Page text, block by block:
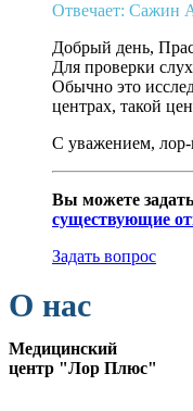
Отвечает: Сажин
Добрый день,
Для проверки
Обычно это
центрах, такой
С уважением,
Вы можете
существующие
Задать вопрос
О нас
Медицинский
центр "Лор Плюс"